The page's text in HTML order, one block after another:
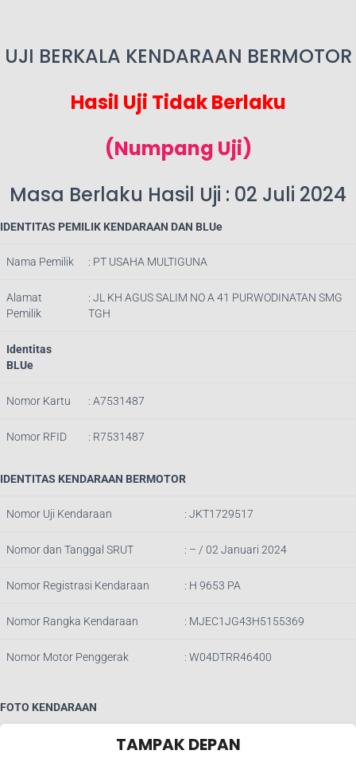
UJI BERKALA KENDARAAN BERMOTOR
Hasil Uji Tidak Berlaku
(Numpang Uji)
Masa Berlaku Hasil Uji : 02 Juli 2024
IDENTITAS PEMILIK KENDARAAN DAN BLUe
Nama Pemilik : PT USAHA MULTIGUNA
Alamat
Pemilik
: JL KH AGUS SALIM NO A 41 PURWODINATAN SMG
TGH
Identitas
BLUe
Nomor Kartu : A7531487
Nomor RFID : R7531487
IDENTITAS KENDARAAN BERMOTOR
Nomor Uji Kendaraan : JKT1729517
Nomor dan Tanggal SRUT : – / 02 Januari 2024
Nomor Registrasi Kendaraan : H 9653 PA
Nomor Rangka Kendaraan : MJEC1JG43H5155369
Nomor Motor Penggerak : W04DTRR46400
FOTO KENDARAAN
TAMPAK DEPAN